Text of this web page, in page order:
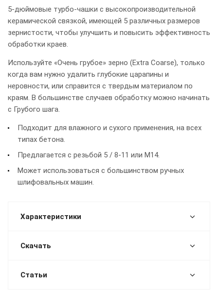
5-дюймовые турбо-чашки с высокопроизводительной
керамической связкой, имеющей 5 различных размеров
зернистости, чтобы улучшить и повысить эффективность
обработки краев.
Используйте «Очень грубое» зерно (Extra Coarse), только
когда вам нужно удалить глубокие царапины и
неровности, или справится с твердым материалом по
краям. В большинстве случаев обработку можно начинать
с Грубого шага.
Подходит для влажного и сухого применения, на всех
типах бетона.
Предлагается с резьбой 5 / 8-11 или M14.
Может использоваться с большинством ручных
шлифовальных машин.
Характеристики
Скачать
Статьи